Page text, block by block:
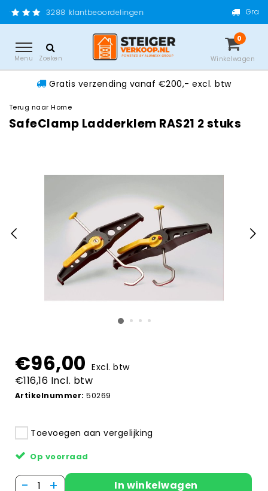
Gratis verzending vanaf
Menu Zoeken
0
Winkelwagen
Gratis verzending vanaf €200,- excl. btw
Terug naar Home
SafeClamp Ladderklem RAS21 2 stuks
€96,00 Excl. btw
€116,16 Incl. btw
Artikelnummer: 50269
Toevoegen aan vergelijking
Op voorraad
- + In winkelwagen